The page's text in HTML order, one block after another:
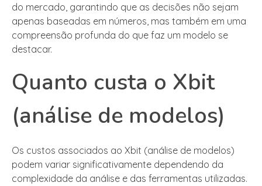
do mercado, garantindo que as decisões não sejam
apenas baseadas em números, mas também em uma
compreensão profunda do que faz um modelo se
destacar.
Quanto custa o Xbit
(análise de modelos)
Os custos associados ao Xbit (análise de modelos)
podem variar significativamente dependendo da
complexidade da análise e das ferramentas utilizadas.